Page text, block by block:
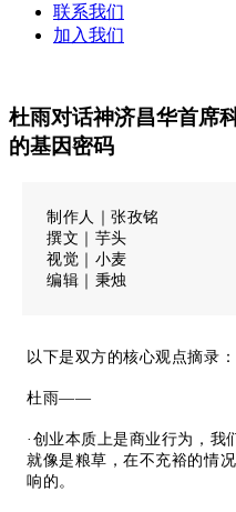
联系我们
加入我们
杜雨对话神济昌华首席
的基因密码
制作人｜张孜铭
撰文｜ 芋头
视觉｜ 小麦
编辑｜ 秉烛
以下是双方的核心观点摘录：
杜雨——
·创业本质上是商业行为，我
就像是粮草，在不充裕的情
响的。